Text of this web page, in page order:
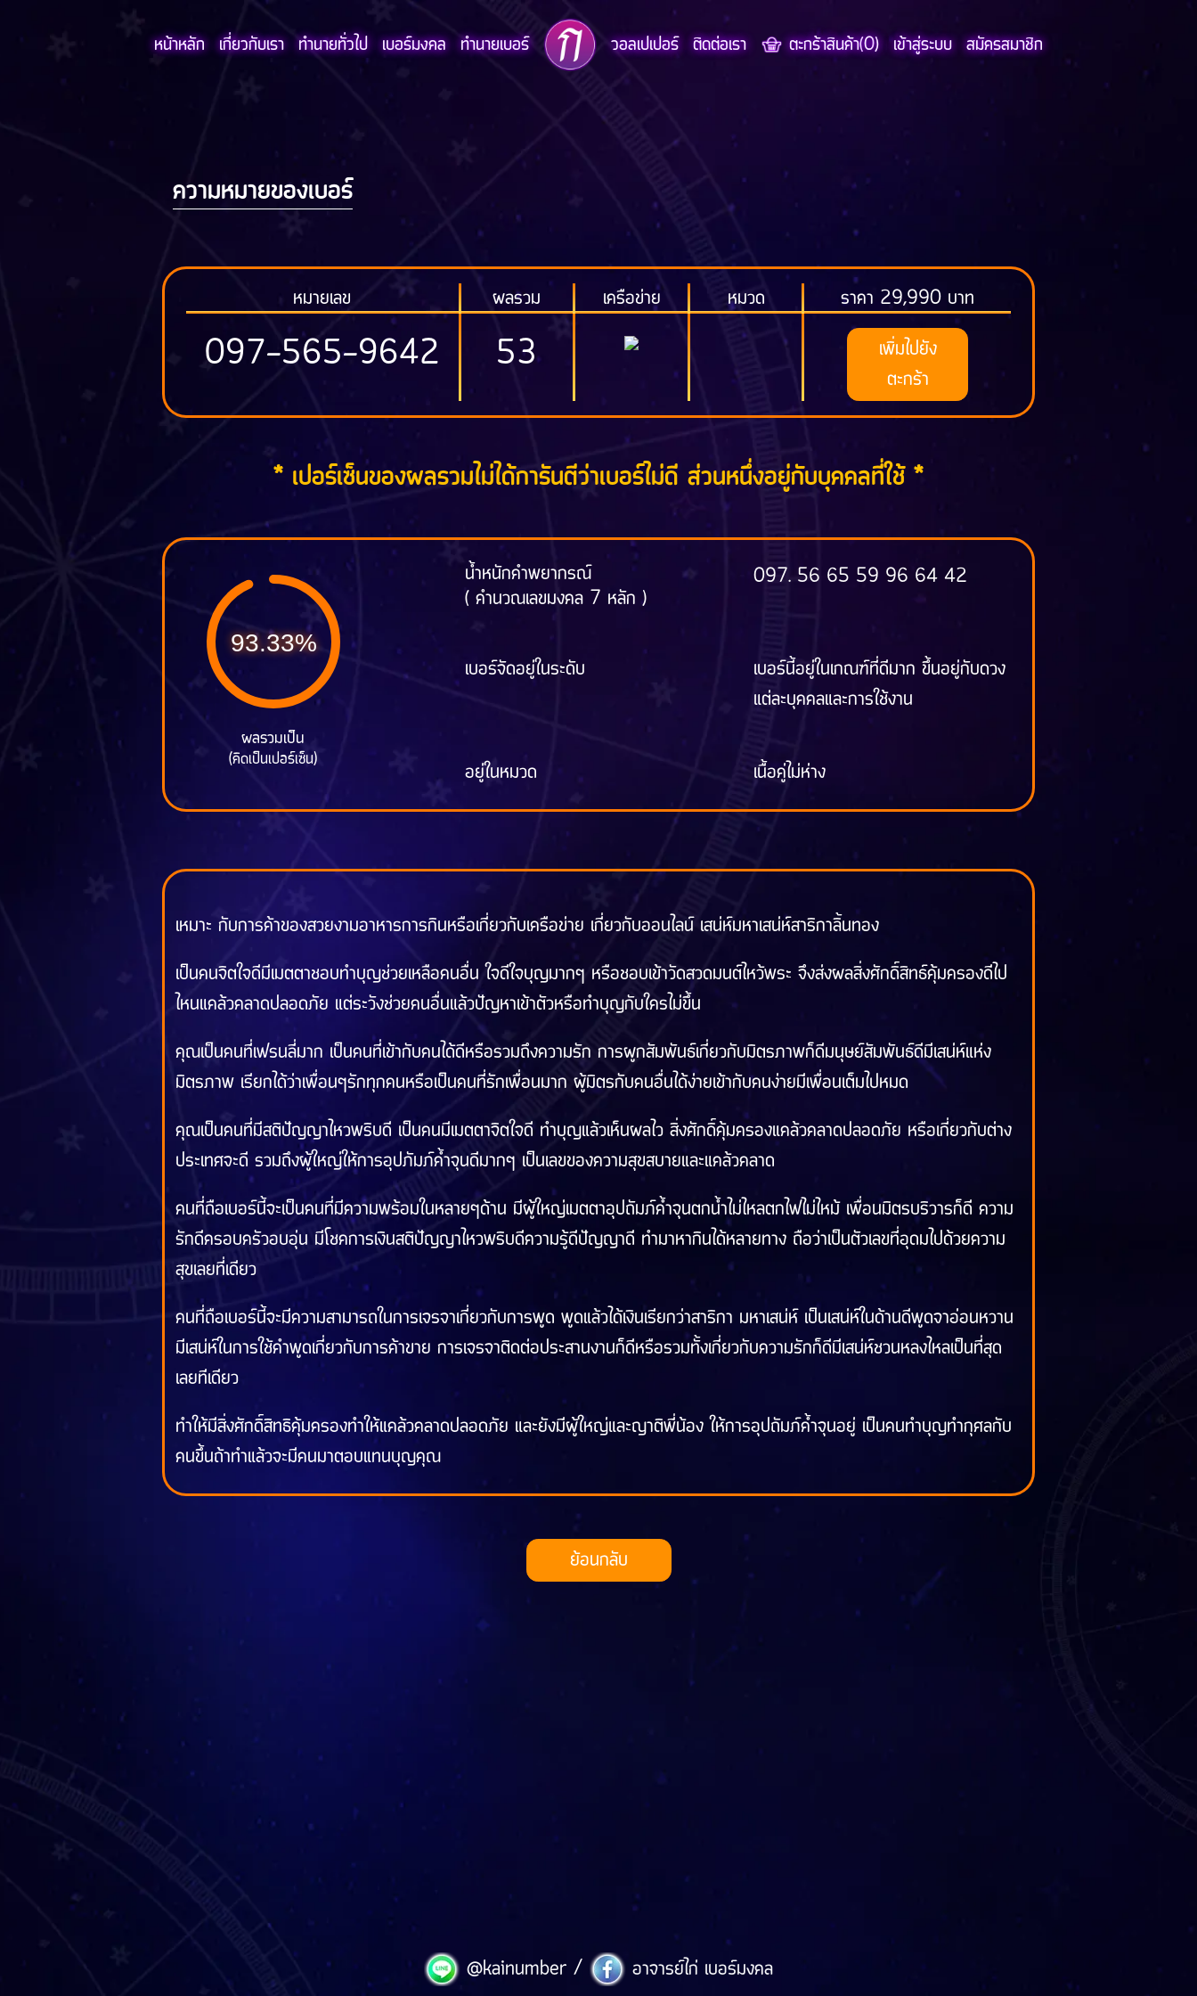
หน้าหลัก เกี่ยวกับเรา ทำนายทั่วไป เบอร์มงคล ทำนายเบอร์ วอลเปเปอร์ ติดต่อเรา ตะกร้าสินค้า(0) เข้าสู่ระบบ สมัครสมาชิก
ความหมายของเบอร์
หมายเลข ผลรวม เครือข่าย หมวด ราคา 29,990 บาท
097-565-9642 53
เพิ่มไปยัง
ตะกร้า
* เปอร์เซ็นของผลรวมไม่ได้การันตีว่าเบอร์ไม่ดี ส่วนหนึ่งอยู่กับบุคคลที่ใช้ *
93.33%
ผลรวมเป็น
(คิดเป็นเปอร์เซ็น)
น้ำหนักคำพยากรณ์
( คำนวณเลขมงคล 7 หลัก )
097. 56 65 59 96 64 42
เบอร์จัดอยู่ในระดับ
เบอร์นี้อยู่ในเกณฑ์ที่ดีมาก ขึ้นอยู่กับดวง
แต่ละบุคคลและการใช้งาน
อยู่ในหมวด เนื้อคู่ไม่ห่าง
เหมาะ กับการค้าของสวยงามอาหารการกินหรือเกี่ยวกับเครือข่าย เกี่ยวกับออนไลน์ เสน่ห์มหาเสน่ห์สาริกาลิ้นทอง
เป็นคนจิตใจดีมีเมตตาชอบทำบุญช่วยเหลือคนอื่น ใจดีใจบุญมากๆ หรือชอบเข้าวัดสวดมนต์ไหว้พระ จึงส่งผลสิ่งศักดิ์สิทธ์คุ้มครองดีไป
ไหนแคล้วคลาดปลอดภัย แต่ระวังช่วยคนอื่นแล้วปัญหาเข้าตัวหรือทำบุญกับใครไม่ขึ้น
คุณเป็นคนที่เฟรนลี่มาก เป็นคนที่เข้ากับคนได้ดีหรือรวมถึงความรัก การผูกสัมพันธ์เกี่ยวกับมิตรภาพก็ดีมนุษย์สัมพันธ์ดีมีเสน่ห์แห่ง
มิตรภาพ เรียกได้ว่าเพื่อนๆรักทุกคนหรือเป็นคนที่รักเพื่อนมาก ผู้มิตรกับคนอื่นได้ง่ายเข้ากับคนง่ายมีเพื่อนเต็มไปหมด
คุณเป็นคนที่มีสติปัญญาไหวพริบดี เป็นคนมีเมตตาจิตใจดี ทำบุญแล้วเห็นผลไว สิ่งศักดิ์คุ้มครองแคล้วคลาดปลอดภัย หรือเกี่ยวกับต่าง
ประเทศจะดี รวมถึงผู้ใหญ่ให้การอุปภัมภ์ค้ำจุนดีมากๆ เป็นเลขของความสุขสบายและแคล้วคลาด
คนที่ถือเบอร์นี้จะเป็นคนที่มีความพร้อมในหลายๆด้าน มีผู้ใหญ่เมตตาอุปถัมภ์ค้ำจุนตกน้ำไม่ไหลตกไฟไม่ไหม้ เพื่อนมิตรบริวารก็ดี ความ
รักดีครอบครัวอบอุ่น มีโชคการเงินสติปัญญาไหวพริบดีความรู้ดีปัญญาดี ทำมาหากินได้หลายทาง ถือว่าเป็นตัวเลขที่อุดมไปด้วยความ
สุขเลยที่เดียว
คนที่ถือเบอร์นี้จะมีความสามารถในการเจรจาเกี่ยวกับการพูด พูดแล้วได้เงินเรียกว่าสาริกา มหาเสน่ห์ เป็นเสน่ห์ในด้านดีพูดจาอ่อนหวาน
มีเสน่ห์ในการใช้คำพูดเกี่ยวกับการค้าขาย การเจรจาติดต่อประสานงานก็ดีหรือรวมทั้งเกี่ยวกับความรักก็ดีมีเสน่ห์ชวนหลงไหลเป็นที่สุด
เลยทีเดียว
ทำให้มีสิ่งศักดิ์สิทธิคุ้มครองทำให้แคล้วคลาดปลอดภัย และยังมีผู้ใหญ่และญาติพี่น้อง ให้การอุปถัมภ์ค้ำจุนอยู่ เป็นคนทำบุญทำกุศลกับ
คนขึ้นถ้าทำแล้วจะมีคนมาตอบแทนบุญคุณ
ย้อนกลับ
@kainumber / อาจารย์ไก่ เบอร์มงคล